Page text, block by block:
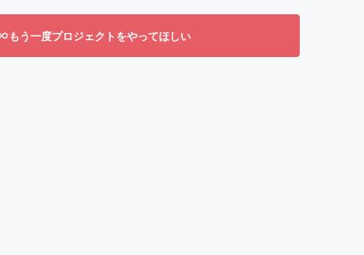
もう一度プロジェクトをやってほしい